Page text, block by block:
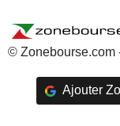
© Zonebourse.com
Ajouter